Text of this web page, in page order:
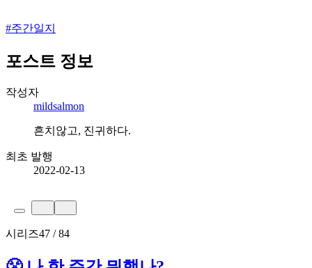
#주간일지
포스트 정보
작성자
mildsalmon
흔치않고, 진귀하다.
최초 발행
2022-02-13
시리즈47 / 84